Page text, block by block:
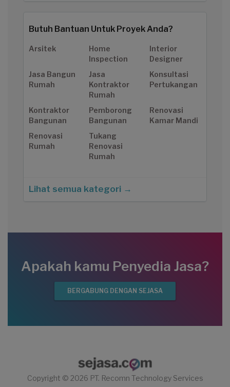
Butuh Bantuan Untuk Proyek Anda?
Arsitek
Home
Inspection
Interior
Designer
Jasa Bangun
Rumah
Jasa
Kontraktor
Rumah
Konsultasi
Pertukangan
Kontraktor
Bangunan
Pemborong
Bangunan
Renovasi
Kamar Mandi
Renovasi
Rumah
Tukang
Renovasi
Rumah
Lihat semua kategori →
Apakah kamu Penyedia Jasa?
BERGABUNG DENGAN SEJASA
Copyright © 2026 PT. Recomn Technology Services